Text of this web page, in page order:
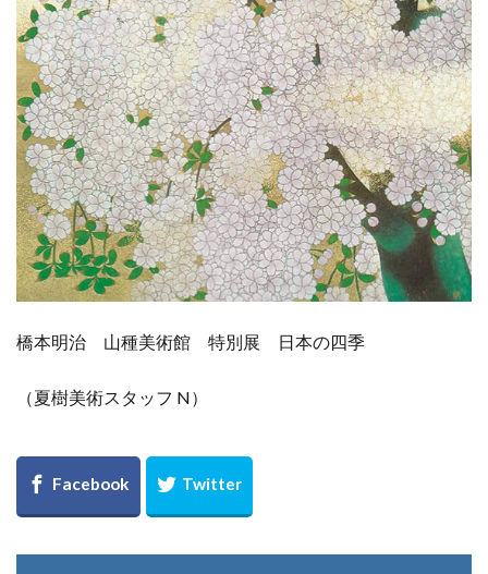
橋本明治 山種美術館 特別展 日本の四季
（夏樹美術スタッフ N）